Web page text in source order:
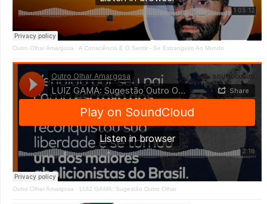
Outro Olhar Amargosa · A Consciência E O Sentir - Se Estrangeiro Ao Mundo
Outro Olhar Amargosa · LUIZ GAMA: Sugestão Outro Olhar